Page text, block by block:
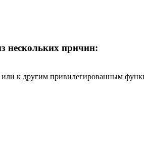
нескольких причин:
или к другим привилегированным